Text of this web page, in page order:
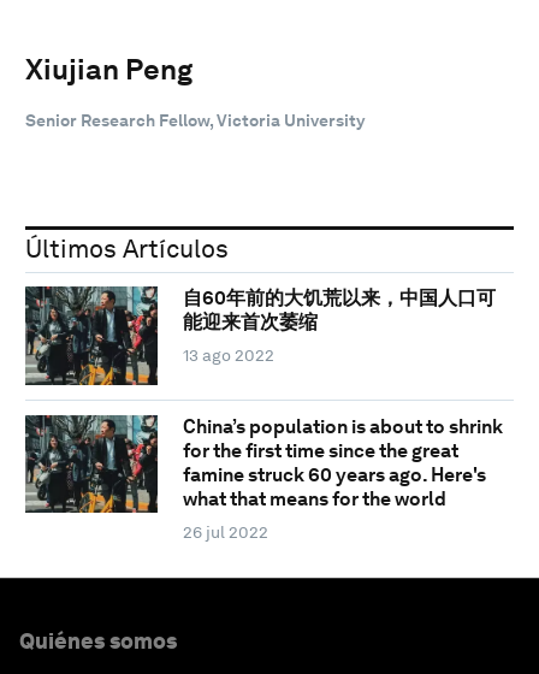
Xiujian Peng
Senior Research Fellow, Victoria University
Últimos Artículos
自60年前的大饥荒以来，中国人口可
能迎来首次萎缩
13 ago 2022
China’s population is about to shrink
for the first time since the great
famine struck 60 years ago. Here's
what that means for the world
26 jul 2022
Quiénes somos